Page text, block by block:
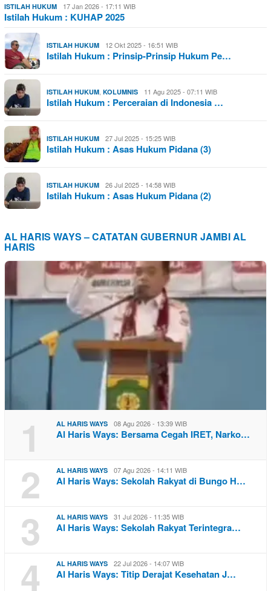
ISTILAH HUKUM 17 Jan 2026 - 17:11 WIB
Istilah Hukum : KUHAP 2025
ISTILAH HUKUM 12 Okt 2025 - 16:51 WIB
Istilah Hukum : Prinsip-Prinsip Hukum Pe…
ISTILAH HUKUM KOLUMNIS 11 Agu 2025 - 07:11 WIB
Istilah Hukum : Perceraian di Indonesia …
ISTILAH HUKUM 27 Jul 2025 - 15:25 WIB
Istilah Hukum : Asas Hukum Pidana (3)
ISTILAH HUKUM 26 Jul 2025 - 14:58 WIB
Istilah Hukum : Asas Hukum Pidana (2)
AL HARIS WAYS – CATATAN GUBERNUR JAMBI AL
HARIS
1 AL HARIS WAYS 08 Agu 2026 - 13:39 WIB
Al Haris Ways: Bersama Cegah IRET, Narko…
2 AL HARIS WAYS 07 Agu 2026 - 14:11 WIB
Al Haris Ways: Sekolah Rakyat di Bungo H…
3 AL HARIS WAYS 31 Jul 2026 - 11:35 WIB
Al Haris Ways: Sekolah Rakyat Terintegra…
4 AL HARIS WAYS 22 Jul 2026 - 14:07 WIB
Al Haris Ways: Titip Derajat Kesehatan J…